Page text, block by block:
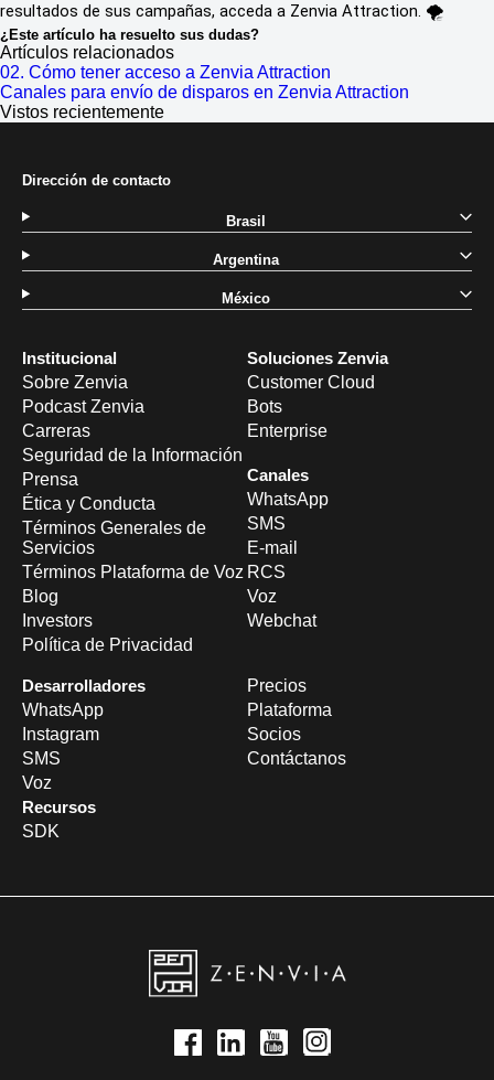
resultados de sus campañas, acceda a Zenvia Attraction. 🌪️
¿Este artículo ha resuelto sus dudas?
Artículos relacionados
02. Cómo tener acceso a Zenvia Attraction
Canales para envío de disparos en Zenvia Attraction
Vistos recientemente
Institucional
Sobre Zenvia
Podcast Zenvia
Carreras
Seguridad de la Información
Prensa
Ética y Conducta
Términos Generales de
Servicios
Términos Plataforma de Voz
Blog
Investors
Política de Privacidad
Soluciones Zenvia
Customer Cloud
Bots
Enterprise
Canales
WhatsApp
SMS
E-mail
RCS
Voz
Webchat
Desarrolladores
WhatsApp
Instagram
SMS
Voz
Recursos
SDK
Precios
Plataforma
Socios
Contáctanos
Dirección de contacto
Brasil
Argentina
México